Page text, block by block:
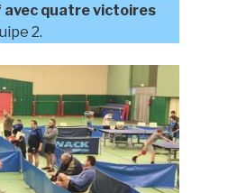
quatre victoires
2.